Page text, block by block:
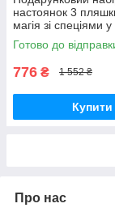
настоянок 3
магія зі спеціями у
набір для
наливок
Готово до
776 ₴ 1 552 ₴
Купити
Про нас